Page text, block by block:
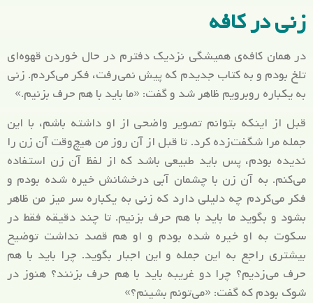
زنی در کافه
در همان کافه‌ی همیشگی نزدیک دفترم در حال خوردن قهوه‌ای
تلخ بودم و به کتاب جدیدم که پیش نمی‌رفت، فکر می‌کردم. زنی
به یکباره روبرویم ظاهر شد و گفت: «ما باید با هم حرف بزنیم.»
قبل از اینکه بتوانم تصویر واضحی از او داشته باشم، با این
جمله مرا شگفت‌زده کرد. تا قبل از آن روز من هیچ‌وقت آن زن را
ندیده بودم، پس باید طبیعی باشد که از لفظ آن زن استفاده
می‌کنم. به آن زن با چشمان آبی درخشانش خیره شده بودم و
فکر می‌کردم چه دلیلی دارد که زنی به یکباره سر میز من ظاهر
بشود و بگوید ما باید با هم حرف بزنیم. تا چند دقیقه فقط در
سکوت به او خیره شده بودم و او هم قصد نداشت توضیح
بیشتری راجع به این جمله و این اجبار بگوید. چرا باید با هم
حرف می‌زدیم؟ چرا دو غریبه باید با هم حرف بزنند؟ هنوز در
شوک بودم که گفت: «می‌تونم بشینم؟»